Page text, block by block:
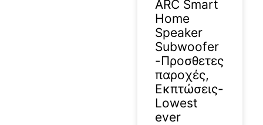
ARC Smart
Home
Speaker
Subwoofer
-Προσθετες
παροχές,
Εκπτώσεις-
Lowest
ever